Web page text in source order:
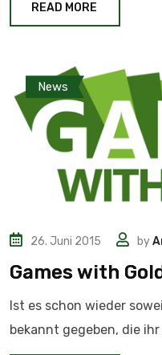
READ MORE
News
26. Juni 2015 by
Games with
Ist es schon wieder
bekannt gegeben, die